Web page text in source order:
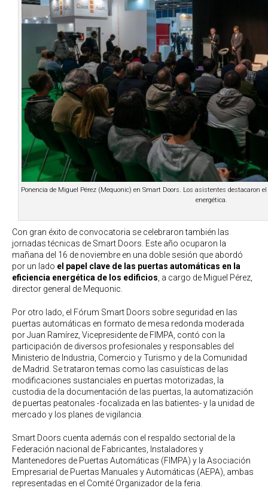
Ponencia de Miguel Pérez (Mequonic) en Smart Doors. Los asistentes destacaron
energética.
Con gran éxito de convocatoria se celebraron también las
jornadas técnicas de Smart Doors. Este año ocuparon la
mañana del 16 de noviembre en una doble sesión que abordó
por un lado el papel clave de las puertas automáticas en la
eficiencia energética de los edificios, a cargo de Miguel Pérez,
director general de Mequonic.
Por otro lado, el Fórum Smart Doors sobre seguridad en las
puertas automáticas en formato de mesa redonda moderada
por Juan Ramírez, Vicepresidente de FIMPA, contó con la
participación de diversos profesionales y responsables del
Ministerio de Industria, Comercio y Turismo y de la Comunidad
de Madrid. Se trataron temas como las casuísticas de las
modificaciones sustanciales en puertas motorizadas, la
custodia de la documentación de las puertas, la automatización
de puertas peatonales -focalizada en las batientes- y la unidad de
mercado y los planes de vigilancia.
Smart Doors cuenta además con el respaldo sectorial de la
Federación nacional de Fabricantes, Instaladores y
Mantenedores de Puertas Automáticas (FIMPA) y la Asociación
Empresarial de Puertas Manuales y Automáticas (AEPA), ambas
representadas en el Comité Organizador de la feria.